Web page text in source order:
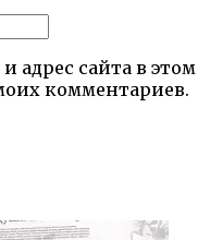
адрес сайта в этом
комментариев.